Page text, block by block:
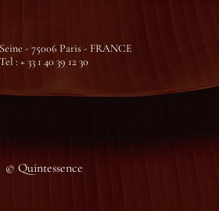
- 75006 Paris - FRANCE
Tel : + 33 1 40 39 12 30
© Quintessence